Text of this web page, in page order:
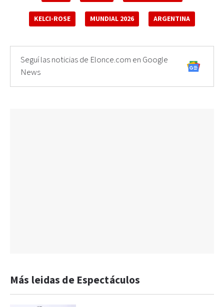
KELCI-ROSE MUNDIAL 2026 ARGENTINA
Seguí las noticias de Elonce.com en Google
News
Más leidas de Espectáculos